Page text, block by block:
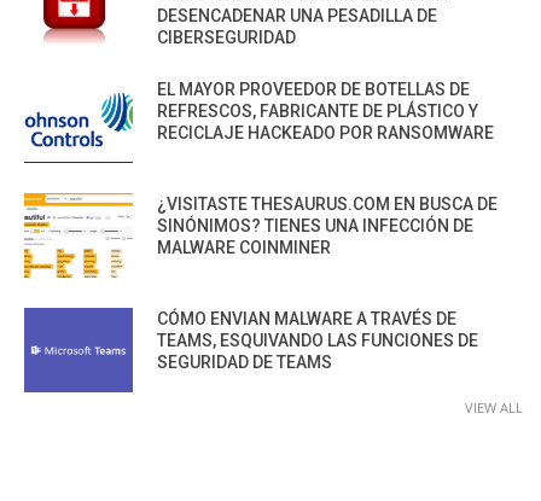
DESENCADENAR UNA PESADILLA DE
CIBERSEGURIDAD
EL MAYOR PROVEEDOR DE BOTELLAS DE
REFRESCOS, FABRICANTE DE PLÁSTICO Y
RECICLAJE HACKEADO POR RANSOMWARE
¿VISITASTE THESAURUS.COM EN BUSCA DE
SINÓNIMOS? TIENES UNA INFECCIÓN DE
MALWARE COINMINER
CÓMO ENVIAN MALWARE A TRAVÉS DE
TEAMS, ESQUIVANDO LAS FUNCIONES DE
SEGURIDAD DE TEAMS
VIEW ALL